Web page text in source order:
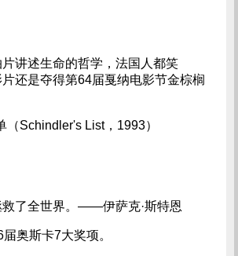
讲述生命的哲学，法国人都笑
还是夺得第64届戛纳电影节金棕榈
（Schindler's List，1993）
救了全世界。——伊萨克·斯特恩
奥斯卡7大奖项。